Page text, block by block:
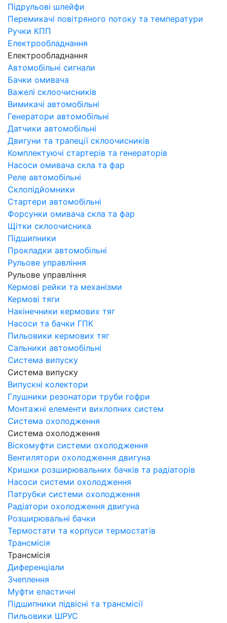
Підрульові шлейфи
Перемикачі повітряного потоку та температури
Ручки КПП
Електрообладнання
Електрообладнання
Автомобільні сигнали
Бачки омивача
Важелі склоочисників
Вимикачі автомобільні
Генератори автомобільні
Датчики автомобільні
Двигуни та трапеції склоочисників
Комплектуючі стартерів та генераторів
Насоси омивача скла та фар
Реле автомобільні
Склопідйомники
Стартери автомобільні
Форсунки омивача скла та фар
Щітки склоочисника
Підшипники
Прокладки автомобільні
Рульове управління
Рульове управління
Кермові рейки та механізми
Кермові тяги
Накінечники кермових тяг
Насоси та бачки ГПК
Пильовики кермових тяг
Сальники автомобільні
Система випуску
Система випуску
Випускні колектори
Глушники резонатори труби гофри
Монтажні елементи вихлопних систем
Система охолодження
Система охолодження
Віскомуфти системи охолодження
Вентилятори охолодження двигуна
Кришки розширювальних бачків та радіаторів
Насоси системи охолодження
Патрубки системи охолодження
Радіатори охолодження двигуна
Розширювальні бачки
Термостати та корпуси термостатів
Трансмісія
Трансмісія
Диференціали
Зчеплення
Муфти еластичні
Підшипники підвісні та трансмісії
Пильовики ШРУС